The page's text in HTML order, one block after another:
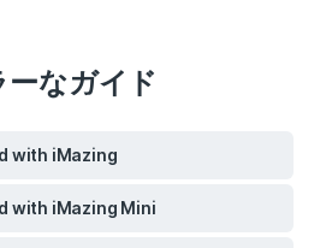
なガイド
with iMazing
with iMazing Mini